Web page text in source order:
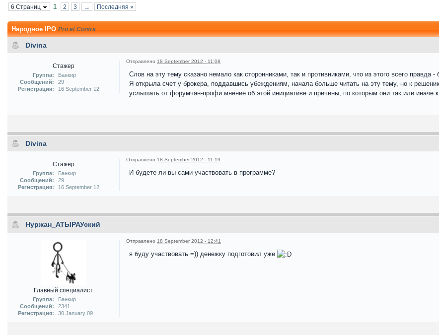
6 Страниц 1 2 3 → Последняя »
Народное IPOPro et Contra
Divina
Стажер
Группа:
Банкир
Сообщений:
29
Регистрация:
16 September 12
Отправлено 18 September 2012 - 11:08
Слов на эту тему сказано немало как сторонниками, так и противниками, что из этого всего правда
Я открыла счет у брокера, поддавшись убеждениям, начала больше читать на эту тему, но к
услышать от форумчан-профи мнение об этой инициативе и причины, по которым они так или иначе
Divina
Стажер
Группа:
Банкир
Сообщений:
29
Регистрация:
16 September 12
Отправлено 18 September 2012 - 11:19
И будете ли вы сами участвовать в программе?
Нуржан_АТЫРАУский
Главный специалист
Группа:
Банкир
Сообщений:
2341
Регистрация:
30 January 09
Отправлено 18 September 2012 - 12:41
я буду участвовать =)) денежку подготовил уже